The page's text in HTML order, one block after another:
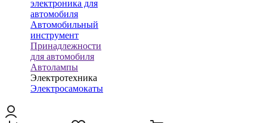
электроника для
автомобиля
Автомобильный
инструмент
Принадлежности
для автомобиля
Автолампы
Электротехника
Электросамокаты